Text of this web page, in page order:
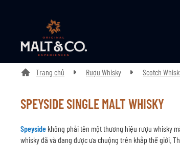
Trang chủ Rượu Whisky Scotch
SPEYSIDE SINGLE MALT WHISKY
Speyside không phải tên một thương hiệu rượu whisky
whisky đã và đang được ưa chuộng trên khắp thế giới.